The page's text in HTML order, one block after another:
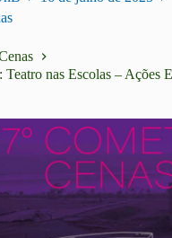
Teatro nas Escolas – Ações